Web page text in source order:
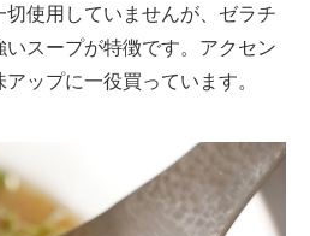
使用していませんが、ゼラチ
スープが特徴です。アクセン
ップに一役買っています。